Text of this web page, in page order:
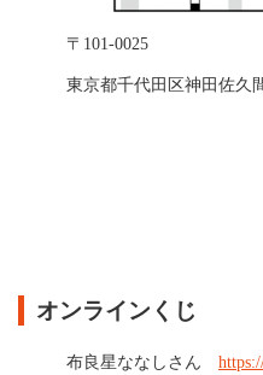
〒101-0025
東京都千代田区神田佐久
オンラインくじ
布良星ななしさん